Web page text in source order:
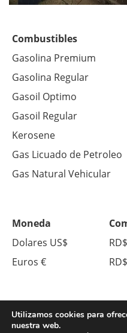
Combustibles
Gasolina Premium
Gasolina Regular
Gasoil Optimo
Gasoil Regular
Kerosene
Gas Licuado de Petroleo
Gas Natural Vehicular
Moneda
Dolares US$
Euros €
Utilizamos cookies para
nuestra web.